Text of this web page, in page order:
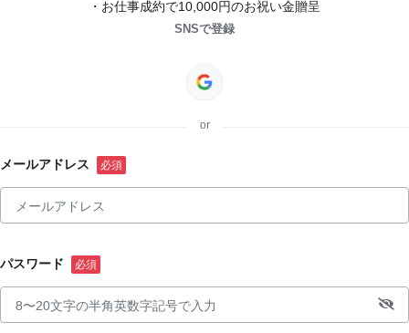
・お仕事成約で10,000円のお祝い金贈呈
SNSで登録
or
メールアドレス
パスワード